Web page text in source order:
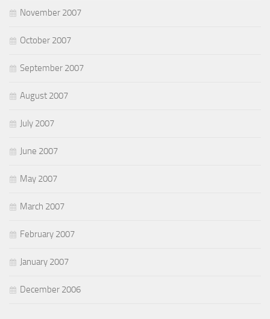
November 2007
October 2007
September 2007
August 2007
July 2007
June 2007
May 2007
March 2007
February 2007
January 2007
December 2006